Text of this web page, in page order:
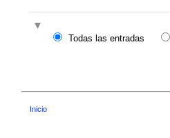
Todas las entradas
Inicio